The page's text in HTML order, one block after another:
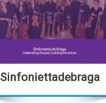
Sinfoniettadebraga